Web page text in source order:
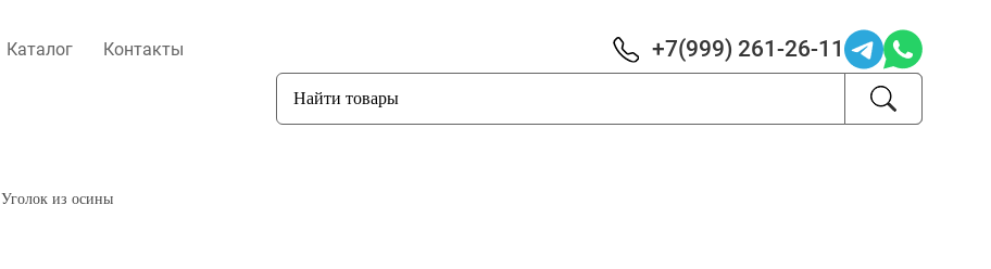
Каталог Контакты +7(999) 261-26-11
Уголок из осины